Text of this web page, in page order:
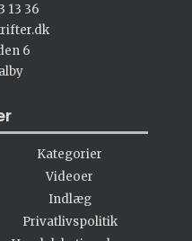
13 36
6
Kategorier
Videoer
Indlæg
Privatlivspolitik